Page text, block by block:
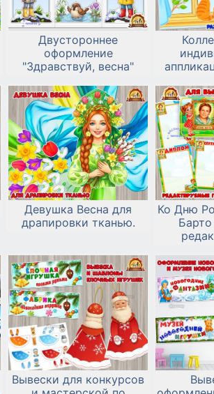
Двустороннее
оформление
"Здравствуй, весна"
Девушка Весна для
драпировки тканью.
Ко Дню
Вывески для конкурсов